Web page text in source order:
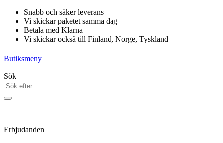
Hoppa
innehåll
Snabb och säker leverans
Vi skickar paketet samma dag
Betala med Klarna
Vi skickar också till Finland, Norge, Tyskland
Butiksmeny
Sök
Erbjudanden